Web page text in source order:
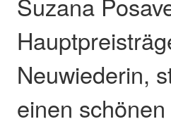
Suzana
Neuwiederin,
einen